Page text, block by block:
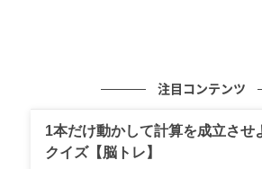
注目コンテンツ
1本だけ動かして計算を成立させ
クイズ【脳トレ】